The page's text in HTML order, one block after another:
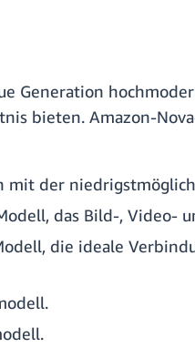
Generation
bieten. Amazon-
der
das Bild-, Video-
die ideale